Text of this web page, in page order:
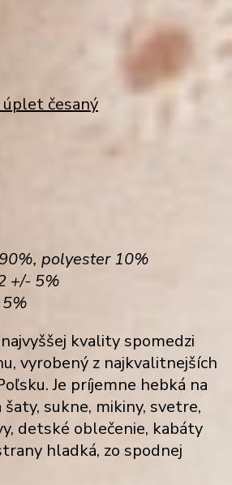
česaný
polyester 10%
+/- 5%
kvality spomedzi
vyrobený z najkvalitnejších
Je príjemne hebká na
sukne, mikiny, svetre,
detské oblečenie, kabáty
hladká, zo spodnej